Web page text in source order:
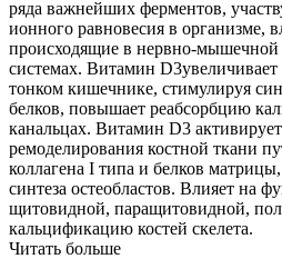
ряда важнейших ферментов,
ионного равновесия в организме,
происходящие в нервно-мышечной
системах. Витамин D3увеличивает
тонком кишечнике, стимулируя
белков, повышает реабсорбцию
канальцах. Витамин D3
ремоделирования костной ткани
коллагена I типа и белков
синтеза остеобластов. Влияет на
щитовидной, паращитовидной,
кальцификацию костей скелета.
Читать больше